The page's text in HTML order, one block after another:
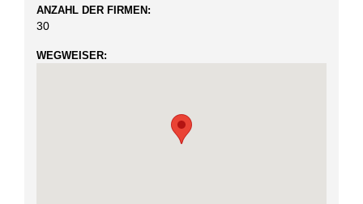
ANZAHL DER FIRMEN:
30
WEGWEISER: